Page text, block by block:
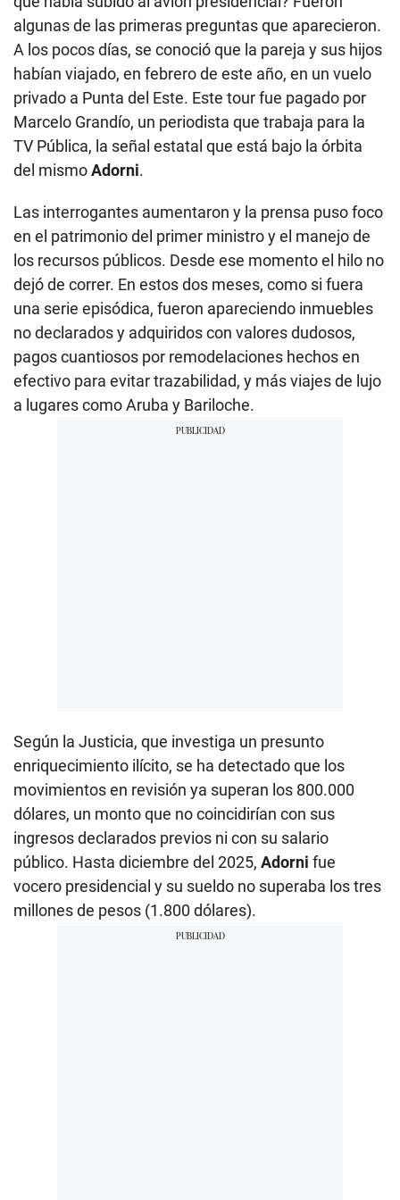
algunas de las primeras preguntas que aparecieron.
A los pocos días, se conoció que la pareja y sus hijos
habían viajado, en febrero de este año, en un vuelo
privado a Punta del Este. Este tour fue pagado por
Marcelo Grandío, un periodista que trabaja para la
TV Pública, la señal estatal que está bajo la órbita
del mismoAdorni.
Las interrogantes aumentaron y la prensa puso foco
en el patrimonio del primer ministro y el manejo de
los recursos públicos. Desde ese momento el hilo no
dejó de correr. En estos dos meses, como si fuera
una serie episódica, fueron apareciendo inmuebles
no declarados y adquiridos con valores dudosos,
pagos cuantiosos por remodelaciones hechos en
efectivo para evitar trazabilidad, y más viajes de lujo
a lugares como Aruba y Bariloche.
Según la Justicia, que investiga un presunto
enriquecimiento ilícito, se ha detectado que los
movimientos en revisión ya superan los 800.000
dólares, un monto que no coincidirían con sus
ingresos declarados previos ni con su salario
público. Hasta diciembre del 2025, Adorni fue
vocero presidencial y su sueldo no superaba los tres
millones de pesos (1.800 dólares).